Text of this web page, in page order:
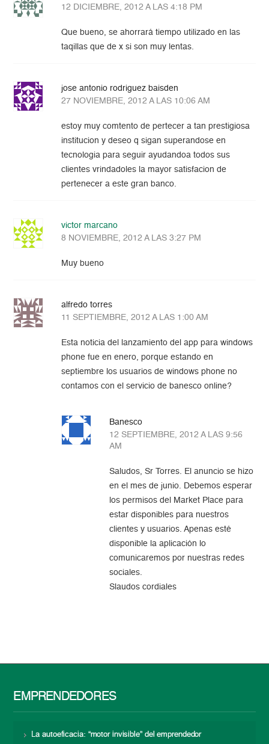
12 DICIEMBRE, 2012 A LAS 4:18 PM
Que bueno, se ahorrará tiempo utilizado en las
taqillas que de x si son muy lentas.
jose antonio rodriguez baisden
27 NOVIEMBRE, 2012 A LAS 10:06 AM
estoy muy comtento de pertecer a tan prestigiosa
institucion y deseo q sigan superandose en
tecnologia para seguir ayudandoa todos sus
clientes vrindadoles la mayor satisfacion de
pertenecer a este gran banco.
victor marcano
8 NOVIEMBRE, 2012 A LAS 3:27 PM
Muy bueno
alfredo torres
11 SEPTIEMBRE, 2012 A LAS 1:00 AM
Esta noticia del lanzamiento del app para windows
phone fue en enero, porque estando en
septiembre los usuarios de windows phone no
contamos con el servicio de banesco online?
Banesco
12 SEPTIEMBRE, 2012 A LAS 9:56
AM
Saludos, Sr Torres. El anuncio se hizo
en el mes de junio. Debemos esperar
los permisos del Market Place para
estar disponibles para nuestros
clientes y usuarios. Apenas esté
disponible la aplicación lo
comunicaremos por nuestras redes
sociales.
Slaudos cordiales
EMPRENDEDORES
La autoeficacia: “motor invisible” del emprendedor